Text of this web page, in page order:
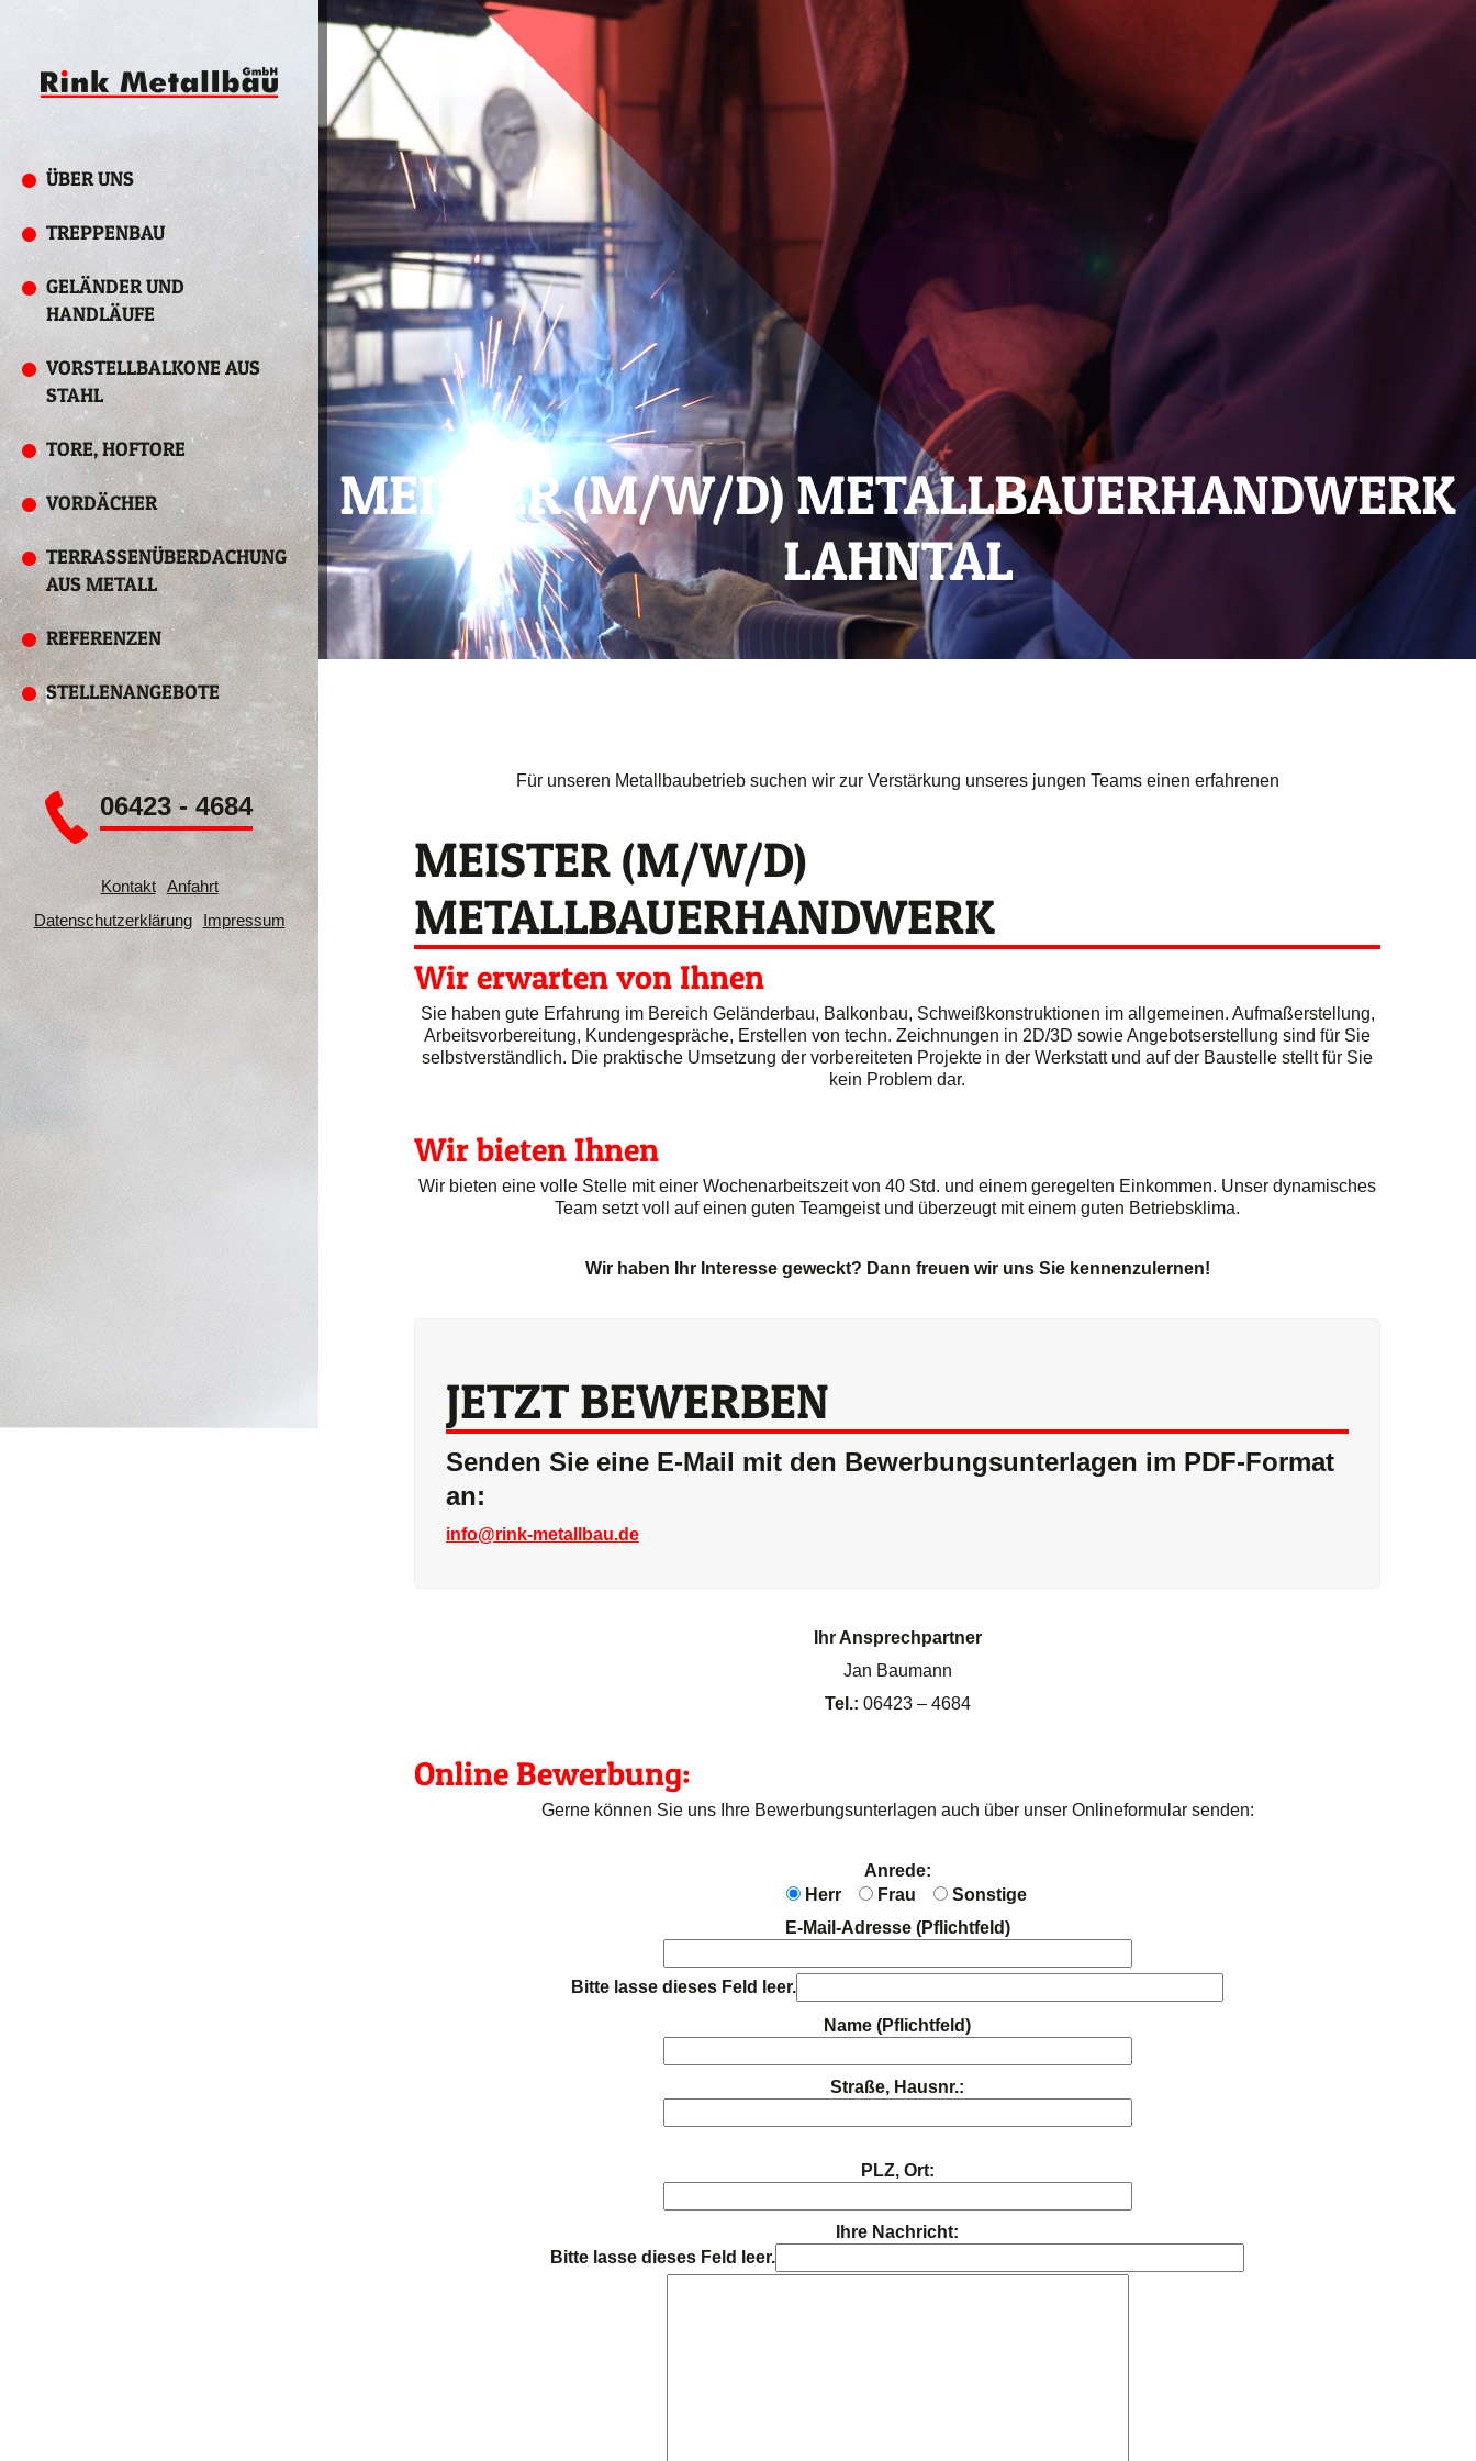
ÜBER UNS
TREPPENBAU
GELÄNDER UND
HANDLÄUFE
VORSTELLBALKONE AUS
STAHL
TORE, HOFTORE
VORDÄCHER
TERRASSENÜBERDACHUNG
AUS METALL
REFERENZEN
STELLENANGEBOTE
06423 - 4684
Kontakt
Anfahrt
Datenschutzerklärung
Impressum
MEISTER (M/W/D) METALLBAUERHANDWERK
LAHNTAL
Für unseren Metallbaubetrieb suchen wir zur Verstärkung unseres jungen Teams einen erfahrenen
MEISTER (M/W/D)
METALLBAUERHANDWERK
Wir erwarten von Ihnen
Sie haben gute Erfahrung im Bereich Geländerbau, Balkonbau, Schweißkonstruktionen im allgemeinen. Aufmaßerstellung,
Arbeitsvorbereitung, Kundengespräche, Erstellen von techn. Zeichnungen in 2D/3D sowie Angebotserstellung sind für Sie
selbstverständlich. Die praktische Umsetzung der vorbereiteten Projekte in der Werkstatt und auf der Baustelle stellt für Sie
kein Problem dar.
Wir bieten Ihnen
Wir bieten eine volle Stelle mit einer Wochenarbeitszeit von 40 Std. und einem geregelten Einkommen. Unser dynamisches
Team setzt voll auf einen guten Teamgeist und überzeugt mit einem guten Betriebsklima.
Wir haben Ihr Interesse geweckt? Dann freuen wir uns Sie kennenzulernen!
JETZT BEWERBEN
Senden Sie eine E-Mail mit den Bewerbungsunterlagen im PDF-Format
an:
info@rink-metallbau.de
Ihr Ansprechpartner
Jan Baumann
Tel.: 06423 – 4684
Online Bewerbung:
Gerne können Sie uns Ihre Bewerbungsunterlagen auch über unser Onlineformular senden:
Anrede:
Herr
Frau
Sonstige
E-Mail-Adresse (Pflichtfeld)
Bitte lasse dieses Feld leer.
Name (Pflichtfeld)
Straße, Hausnr.:
PLZ, Ort:
Ihre Nachricht:
Bitte lasse dieses Feld leer.